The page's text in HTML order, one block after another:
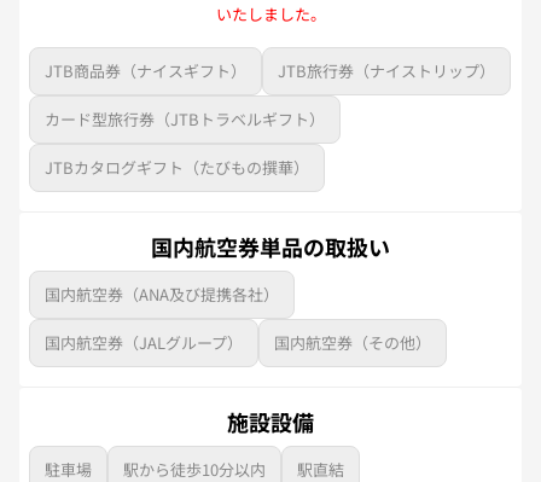
いたしました。
JTB商品券（ナイスギフト） JTB旅行券（ナイストリップ）
カード型旅行券（JTBトラベルギフト）
JTBカタログギフト（たびもの撰華）
国内航空券単品の取扱い
国内航空券（ANA及び提携各社）
国内航空券（JALグループ） 国内航空券（その他）
施設設備
駐車場 駅から徒歩10分以内 駅直結